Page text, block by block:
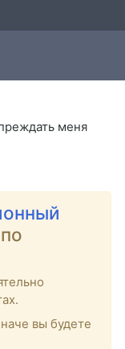
меня
вы будете